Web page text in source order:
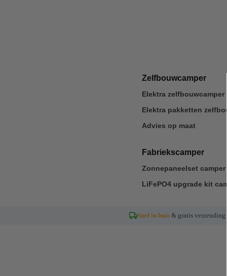
Zelfbouwcamper
Elektra zelfbouwcamper
Elektra pakketten
Advies op maat
Fabriekscamper
Zonnepaneelset
LiFePO4 upgrade kit
Snel in huis& gratis verzending